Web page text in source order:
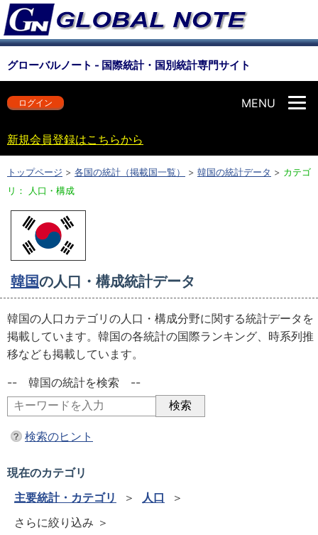
グローバルノート - 国際統計・国別統計専門サイト
MENU
ログイン
新規会員登録はこちらから
トップページ > 各国の統計（掲載国一覧） > 韓国の統計データ > カテゴ
リ： 人口・構成
韓国の人口・構成統計データ
韓国の人口カテゴリの人口・構成分野に関する統計データを
掲載しています。韓国の各統計の国際ランキング、時系列推
移なども掲載しています。
-- 韓国の統計を検索 --
検索のヒント
現在のカテゴリ
主要統計・カテゴリ
＞ 人口 ＞
さらに絞り込み ＞